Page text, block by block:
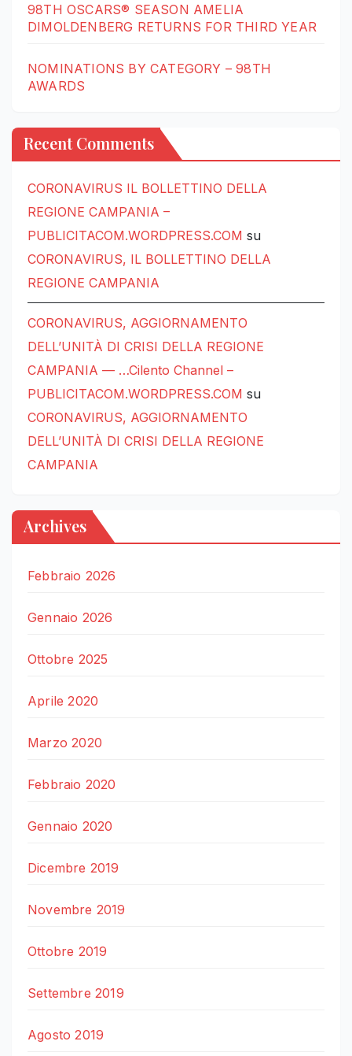
98TH OSCARS® SEASON AMELIA
DIMOLDENBERG RETURNS FOR THIRD YEAR
NOMINATIONS BY CATEGORY – 98TH
AWARDS
Recent Comments
CORONAVIRUS IL BOLLETTINO DELLA
REGIONE CAMPANIA –
PUBLICITACOM.WORDPRESS.COM su
CORONAVIRUS, IL BOLLETTINO DELLA
REGIONE CAMPANIA
CORONAVIRUS, AGGIORNAMENTO
DELL’UNITÀ DI CRISI DELLA REGIONE
CAMPANIA — …Cilento Channel –
PUBLICITACOM.WORDPRESS.COM su
CORONAVIRUS, AGGIORNAMENTO
DELL’UNITÀ DI CRISI DELLA REGIONE
CAMPANIA
Archives
Febbraio 2026
Gennaio 2026
Ottobre 2025
Aprile 2020
Marzo 2020
Febbraio 2020
Gennaio 2020
Dicembre 2019
Novembre 2019
Ottobre 2019
Settembre 2019
Agosto 2019